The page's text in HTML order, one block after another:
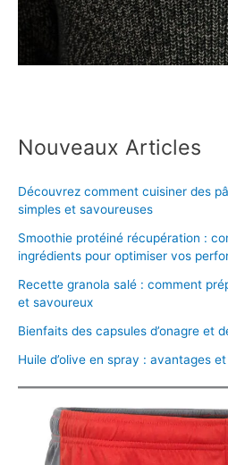
Nouveaux Articles
Découvrez comment cuisiner des
simples et savoureuses
Smoothie protéiné récupération :
ingrédients pour optimiser vos
Recette granola salé : comment
et savoureux
Bienfaits des capsules d’onagre et
Huile d’olive en spray : avantages